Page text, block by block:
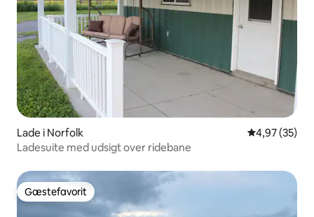
Lade i Norfolk 4,97 ud af 5 i
4,97 (35)
Ladesuite med udsigt over ridebane
Gæstefavorit
Gæstefavorit